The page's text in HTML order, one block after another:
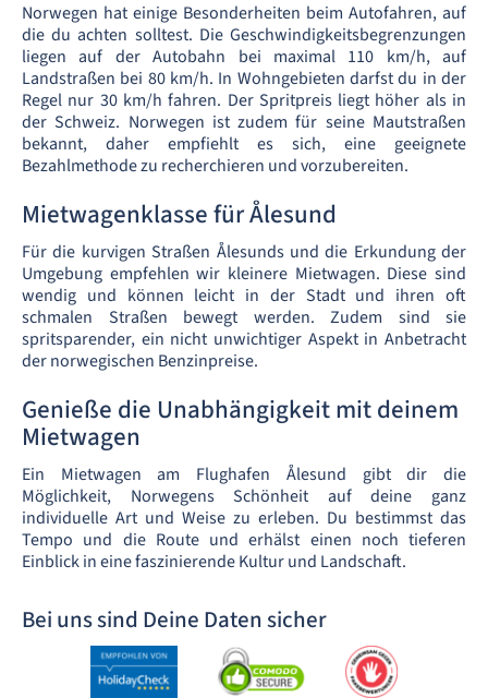
Norwegen hat einige Besonderheiten beim Autofahren, auf
die du achten solltest. Die Geschwindigkeitsbegrenzungen
liegen auf der Autobahn bei maximal 110 km/h, auf
Landstraßen bei 80 km/h. In Wohngebieten darfst du in der
Regel nur 30 km/h fahren. Der Spritpreis liegt höher als in
der Schweiz. Norwegen ist zudem für seine Mautstraßen
bekannt, daher empfiehlt es sich, eine geeignete
Bezahlmethode zu recherchieren und vorzubereiten.
Mietwagenklasse für Ålesund
Für die kurvigen Straßen Ålesunds und die Erkundung der
Umgebung empfehlen wir kleinere Mietwagen. Diese sind
wendig und können leicht in der Stadt und ihren oft
schmalen Straßen bewegt werden. Zudem sind sie
spritsparender, ein nicht unwichtiger Aspekt in Anbetracht
der norwegischen Benzinpreise.
Genieße die Unabhängigkeit mit deinem
Mietwagen
Ein Mietwagen am Flughafen Ålesund gibt dir die
Möglichkeit, Norwegens Schönheit auf deine ganz
individuelle Art und Weise zu erleben. Du bestimmst das
Tempo und die Route und erhälst einen noch tieferen
Einblick in eine faszinierende Kultur und Landschaft.
Bei uns sind Deine Daten sicher